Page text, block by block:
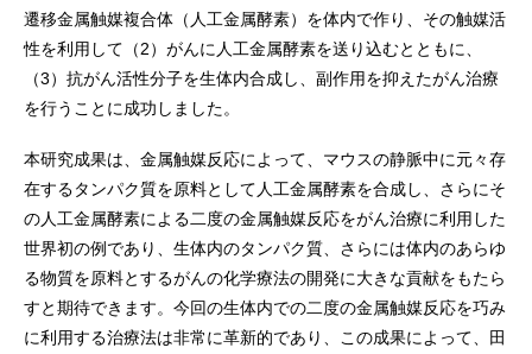
遷移金属触媒複合体（人工金属酵素）を体内で作り、その触媒活
性を利用して（2）がんに人工金属酵素を送り込むとともに、
（3）抗がん活性分子を生体内合成し、副作用を抑えたがん治療
を行うことに成功しました。
本研究成果は、金属触媒反応によって、マウスの静脈中に元々存
在するタンパク質を原料として人工金属酵素を合成し、さらにそ
の人工金属酵素による二度の金属触媒反応をがん治療に利用した
世界初の例であり、生体内のタンパク質、さらには体内のあらゆ
る物質を原料とするがんの化学療法の開発に大きな貢献をもたら
すと期待できます。今回の生体内での二度の金属触媒反応を巧み
に利用する治療法は非常に革新的であり、この成果によって、田